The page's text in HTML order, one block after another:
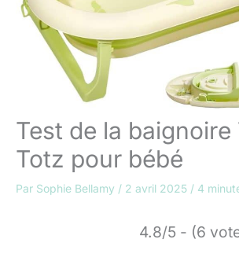
Test de la baignoire
Totz pour bébé
Par Sophie Bellamy / 2 avril 2025 / 4
4.8/5 - (6